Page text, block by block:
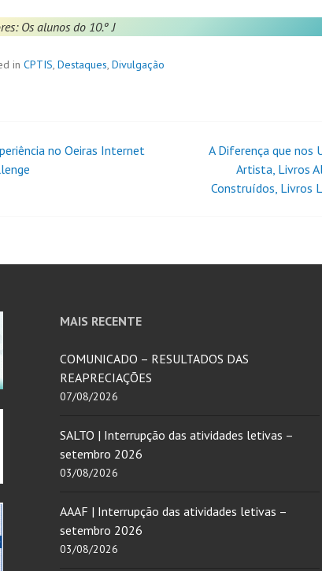
Os alunos do 10.º J
in CPTIS, Destaques, Divulgação
no Oeiras Internet
A Diferença que nos
Artista, Livros
Construídos, Livros
MAIS RECENTE
COMUNICADO – RESULTADOS DAS
REAPRECIAÇÕES
07/08/2026
SALTO | Interrupção das atividades letivas –
setembro 2026
03/08/2026
AAAF | Interrupção das atividades letivas –
setembro 2026
03/08/2026